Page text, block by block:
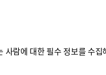
람에 대한 필수 정보를 수